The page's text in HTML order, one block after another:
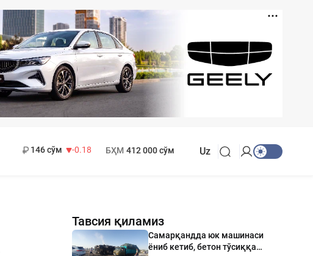
146 сўм
-0.18
БҲМ 412 000 сўм Uz
Тавсия қиламиз
Самарқандда юк машинаси
ёниб кетиб, бетон тўсиққа